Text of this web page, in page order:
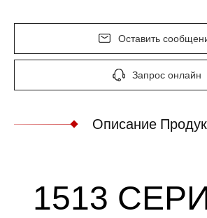
Оставить
Запрос онлайн
Описание
1513